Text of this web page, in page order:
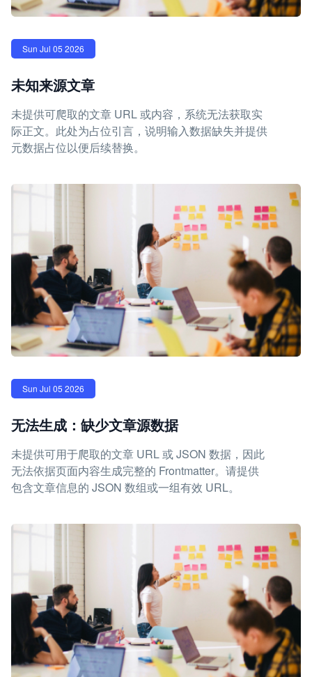
Sun Jul 05 2026
未知来源文章
未提供可爬取的文章 URL 或内容，系统无法获取实
际正文。此处为占位引言，说明输入数据缺失并提供
元数据占位以便后续替换。
Sun Jul 05 2026
无法生成：缺少文章源数据
未提供可用于爬取的文章 URL 或 JSON 数据，因此
无法依据页面内容生成完整的 Frontmatter。请提供
包含文章信息的 JSON 数组或一组有效 URL。